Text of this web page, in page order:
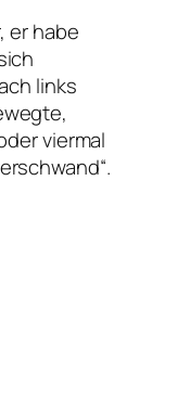
er habe
links
viermal